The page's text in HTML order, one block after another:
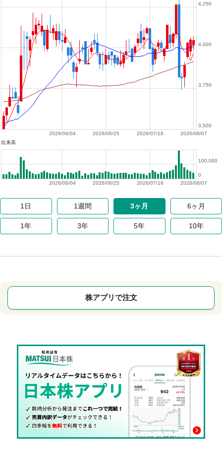
2026/08/07
2026/07/16
2026/06/25
2026/06/04
3,500
3,750
4,000
4,250
出来高
2026/08/07
2026/07/16
2026/06/25
2026/06/04
0
100,000
1日 1週間 3ヶ月 6ヶ月
1年 3年 5年 10年
株アプリで注文